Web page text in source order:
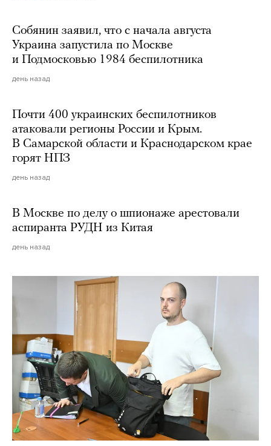
Собянин заявил, что с начала августа
Украина запустила по Москве
и Подмосковью 1984 беспилотника
день назад
Почти 400 украинских беспилотников
атаковали регионы России и Крым.
В Самарской области и Краснодарском крае
горят НПЗ
день назад
В Москве по делу о шпионаже арестовали
аспиранта РУДН из Китая
день назад